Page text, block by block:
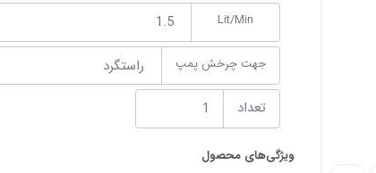
Lit/Min
جهت چرخش پمپ
تعداد
ویژگی‌های محصول